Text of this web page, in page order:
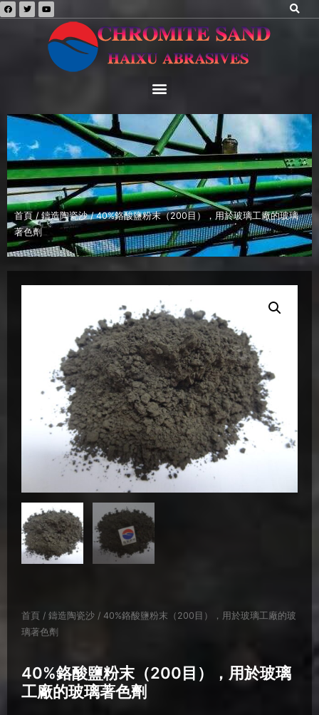
首頁 / 鑄造陶瓷沙/ 40%鉻酸鹽粉末（200目），用於玻璃工廠的玻璃
著色劑
首頁 / 鑄造陶瓷沙 / 40%鉻酸鹽粉末（200目），用於玻璃工廠的玻
璃著色劑
40%鉻酸鹽粉末（200目），用於玻璃
工廠的玻璃著色劑